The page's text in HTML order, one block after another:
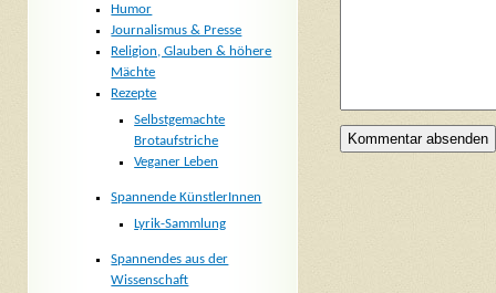
Humor
Journalismus & Presse
Religion, Glauben & höhere
Mächte
Rezepte
Selbstgemachte
Brotaufstriche
Veganer Leben
Spannende KünstlerInnen
Lyrik-Sammlung
Spannendes aus der
Wissenschaft